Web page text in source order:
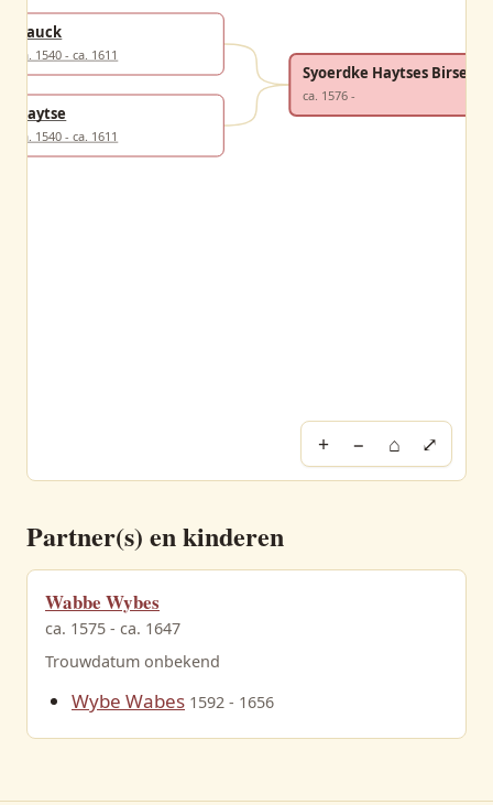
Bauck
ca. 1540 - ca. 1611
Haytse
ca. 1540 - ca. 1611
Syoerdke Haytses Birsema
ca. 1576 -
+ − ⌂ ⤢
Partner(s) en kinderen
Wabbe Wybes
ca. 1575 - ca. 1647
Trouwdatum onbekend
Wybe Wabes 1592 - 1656